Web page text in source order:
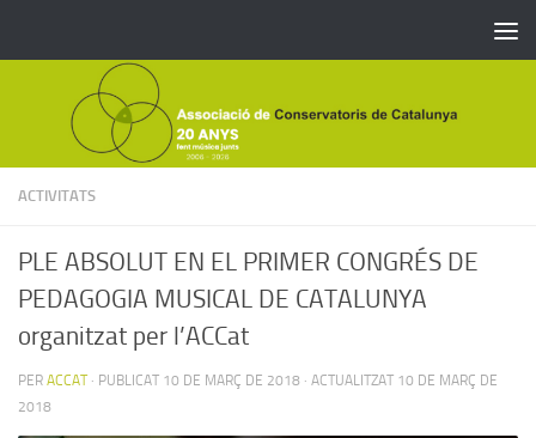
ACTIVITATS
PLE ABSOLUT EN EL PRIMER CONGRÉS DE
PEDAGOGIA MUSICAL DE CATALUNYA
organitzat per l’ACCat
PER ACCAT · PUBLICAT 10 DE MARÇ DE 2018 · ACTUALITZAT 10 DE MARÇ DE
2018